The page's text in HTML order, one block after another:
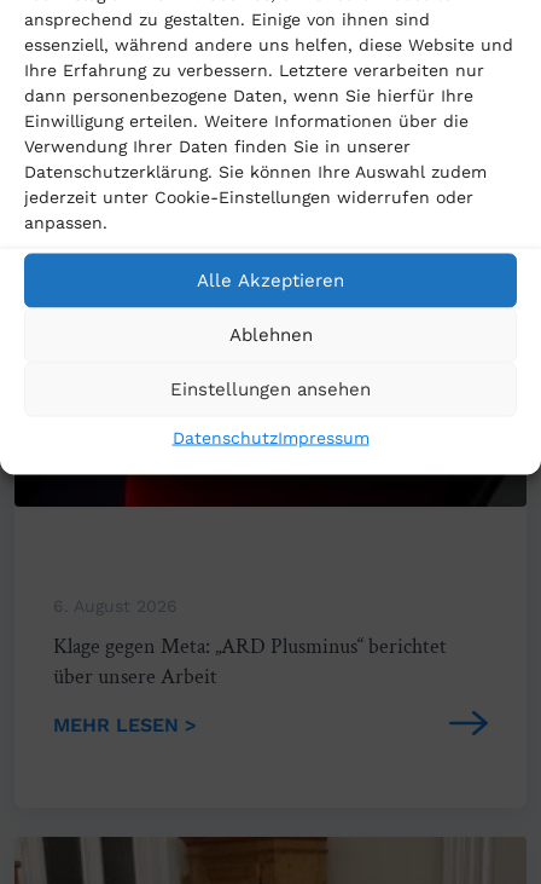
ansprechend zu gestalten. Einige von ihnen sind
essenziell, während andere uns helfen, diese Website und
Ihre Erfahrung zu verbessern. Letztere verarbeiten nur
dann personenbezogene Daten, wenn Sie hierfür Ihre
Einwilligung erteilen. Weitere Informationen über die
Verwendung Ihrer Daten finden Sie in unserer
Datenschutzerklärung. Sie können Ihre Auswahl zudem
jederzeit unter Cookie-Einstellungen widerrufen oder
anpassen.
Alle Akzeptieren
Ablehnen
Einstellungen ansehen
DatenschutzImpressum
Passende Beiträge
6. August 2026
Klage gegen Meta: „ARD Plusminus“ berichtet
über unsere Arbeit
MEHR LESEN >